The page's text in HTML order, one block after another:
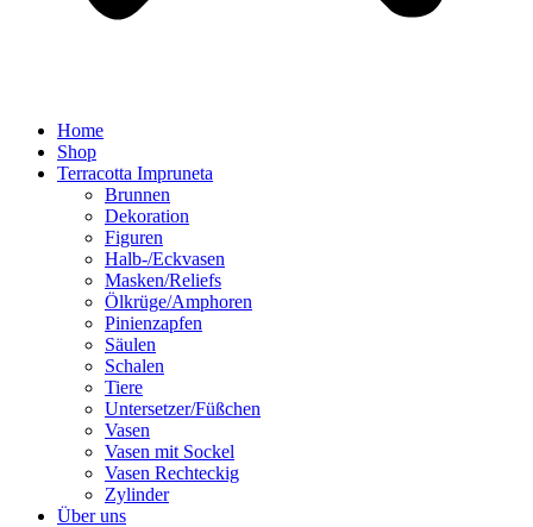
Home
Shop
Terracotta Impruneta
Brunnen
Dekoration
Figuren
Halb-/Eckvasen
Masken/Reliefs
Ölkrüge/Amphoren
Pinienzapfen
Säulen
Schalen
Tiere
Untersetzer/Füßchen
Vasen
Vasen mit Sockel
Vasen Rechteckig
Zylinder
Über uns